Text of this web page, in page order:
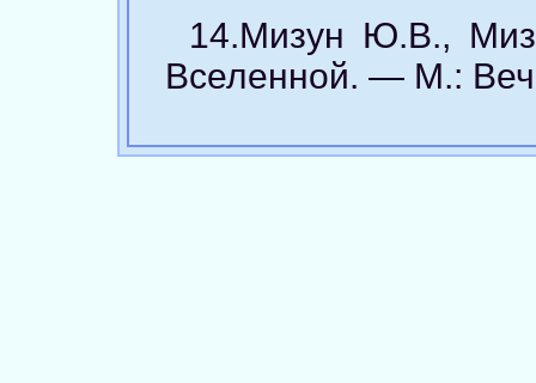
14.Мизун Ю.В.,
Вселенной. — М.: